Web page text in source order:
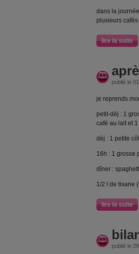
dans la
plusieurs
lire la suite
publié le
je reprends
petit-dèj : 1
café au lait et
dèj : 1 petite
16h : 1 grosse
dîner :
1/2 l de tisane
lire la suite
publié le